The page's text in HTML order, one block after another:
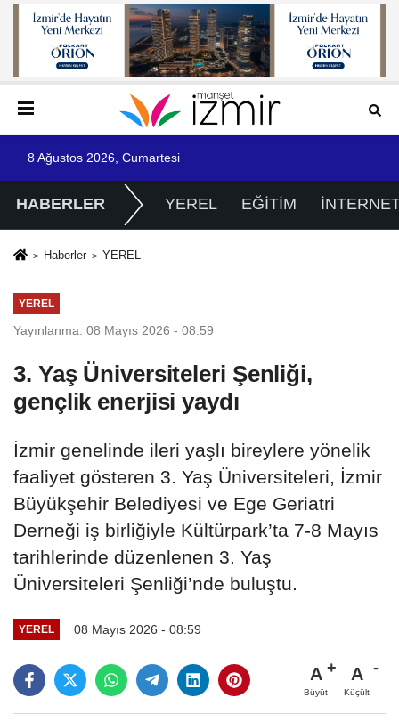
8 Ağustos 2026, Cumartesi
HABERLER YEREL EĞİTİM
Haberler YEREL
YEREL
Yayınlanma: 08 Mayıs 2026 - 08:59
3. Yaş Üniversiteleri Şenliği,
gençlik enerjisi yaydı
İzmir genelinde ileri yaşlı bireylere yönelik
faaliyet gösteren 3. Yaş Üniversiteleri, İzmir
Büyükşehir Belediyesi ve Ege Geriatri
Derneği iş birliğiyle Kültürpark’ta 7-8 Mayıs
tarihlerinde düzenlenen 3. Yaş
Üniversiteleri Şenliği’nde buluştu.
YEREL 08 Mayıs 2026 - 08:59
A
Büyüt
A
Küçült